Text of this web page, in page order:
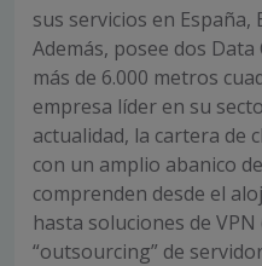
sus servicios en España,
Además, posee dos
más de 6.000 metros
empresa líder en su
actualidad, la cartera de
con un amplio abanico
comprenden desde el
hasta soluciones de
“outsourcing” de